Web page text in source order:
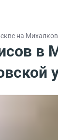
на
в